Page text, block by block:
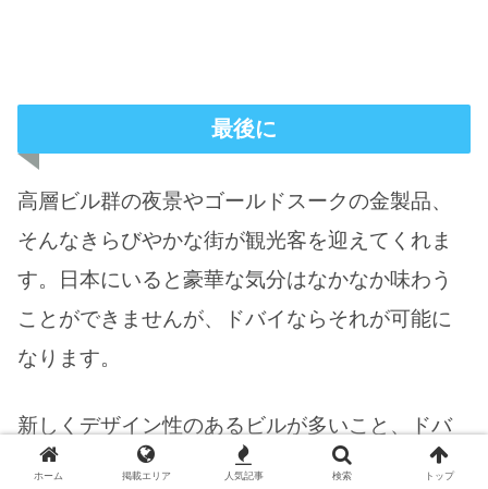
最後に
高層ビル群の夜景やゴールドスークの金製品、
そんなきらびやかな街が観光客を迎えてくれま
す。日本にいると豪華な気分はなかなか味わう
ことができませんが、ドバイならそれが可能に
なります。
新しくデザイン性のあるビルが多いこと、ドバ
イモールなどモールの多さ、ゴールド・スーク
ホーム 掲載エリア 人気記事 検索 トップ